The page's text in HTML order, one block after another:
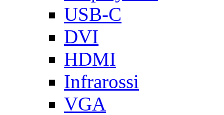
USB-C
DVI
HDMI
Infrarossi
VGA